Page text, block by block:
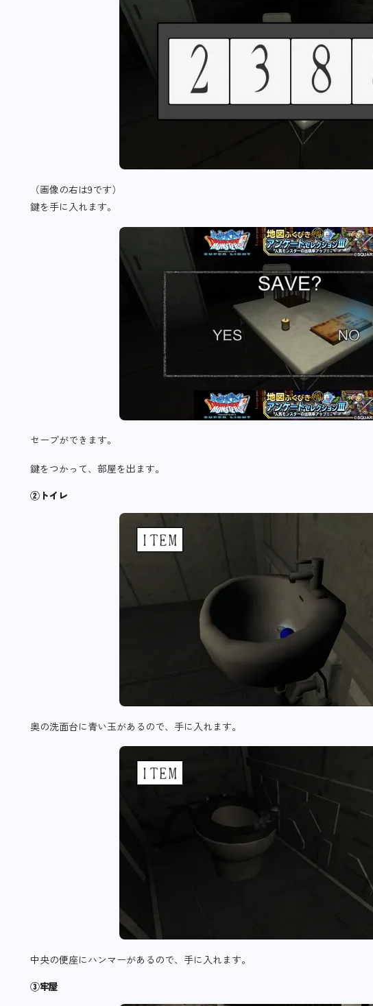
（画像の右は9です）
鍵を手に入れます。
セーブができます。
鍵をつかって、部屋を出ます。
②トイレ
奥の洗面台に青い玉があるので、手に入れます。
中央の便座にハンマーがあるので、手に入れます。
③牢屋